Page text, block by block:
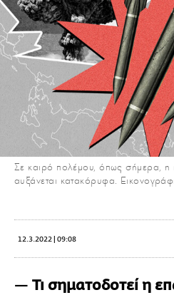
Σε καιρό πολέμου, όπως σήμερα, η
αυξάνεται κατακόρυφα.
12.3.2022 | 09:08
— Τι σηματοδοτεί η